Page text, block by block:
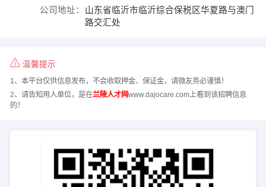
公司地址：
山东省临沂市临沂综合保税区华夏路与澳门
路交汇处
温馨提示
1、本平台仅供信息发布，不会收取押金、保证金，请微友务必谨慎！
2、请告知用人单位，是在兰陵人才网www.dajocare.com上看到该招聘信息
的！